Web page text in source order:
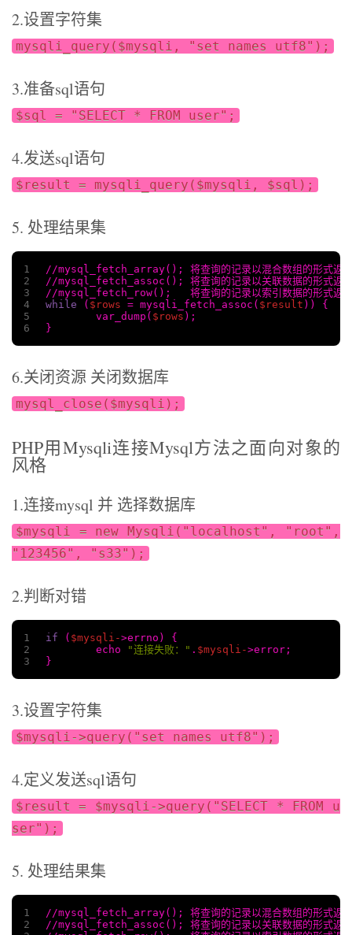
2.设置字符集
mysqli_query($mysqli, "set names utf8");
3.准备sql语句
$sql = "SELECT * FROM user";
4.发送sql语句
$result = mysqli_query($mysqli, $sql);
5. 处理结果集
1
2
3
4
5
6
//mysql_fetch_array(); 将查询的记录以混合数组的形式返回
//mysql_fetch_assoc(); 将查询的记录以关联数据的形式返
//mysql_fetch_row();   将查询的记录以索引数据的形式返回
while ( $rows = mysqli_fetch_assoc( $result )) {
	var_dump(
$rows );
}
6.关闭资源 关闭数据库
mysql_close($mysqli);
PHP用Mysqli连接Mysql方法之面向对象的
风格
1.连接mysql 并 选择数据库
$mysqli = new Mysqli("localhost", "root",
"123456", "s33");
2.判断对错
1
2
3
if ( $mysqli->errno) {
	echo
"连接失败：" . $mysqli->error;
}
3.设置字符集
$mysqli->query("set names utf8");
4.定义发送sql语句
$result = $mysqli->query("SELECT * FROM u
ser");
5. 处理结果集
1
2
//mysql_fetch_array(); 将查询的记录以混合数组的形式返回
//mysql_fetch_assoc(); 将查询的记录以关联数据的形式返